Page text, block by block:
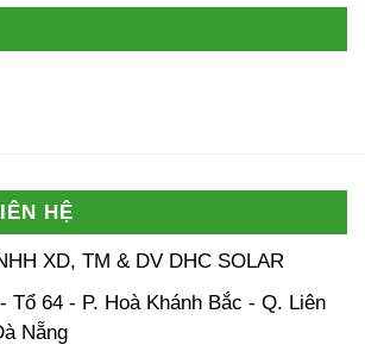
HỆ
XD, TM & DV DHC SOLAR
Tổ 64 - P. Hoà Khánh Bắc - Q. Liên
Nẵng